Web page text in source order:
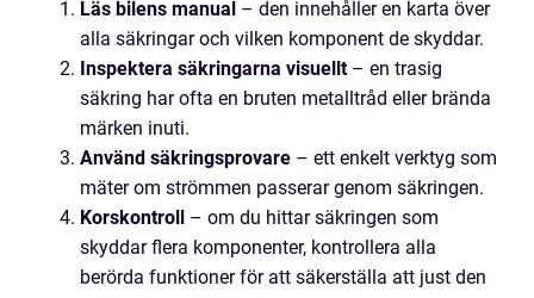
Läs bilens manual – den innehåller en karta över
alla säkringar och vilken komponent de skyddar.
Inspektera säkringarna visuellt– en trasig
säkring har ofta en bruten metalltråd eller brända
märken inuti.
Använd säkringsprovare – ett enkelt verktyg som
mäter om strömmen passerar genom säkringen.
Korskontroll – om du hittar säkringen som
skyddar flera komponenter, kontrollera alla
berörda funktioner för att säkerställa att just den